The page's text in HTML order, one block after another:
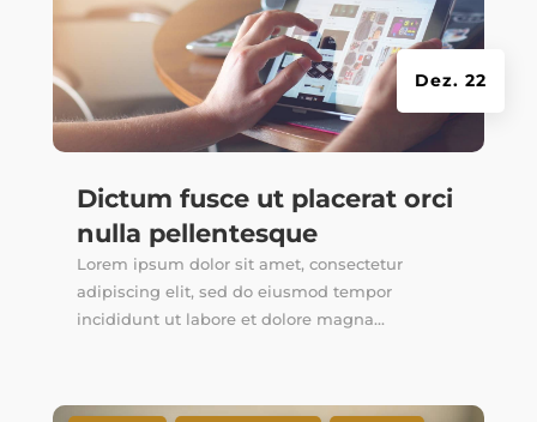
Dictum fusce ut placerat orci
nulla pellentesque
Dez. 22
Lorem ipsum dolor sit amet, consectetur
adipiscing elit, sed do eiusmod tempor
incididunt ut labore et dolore magna...